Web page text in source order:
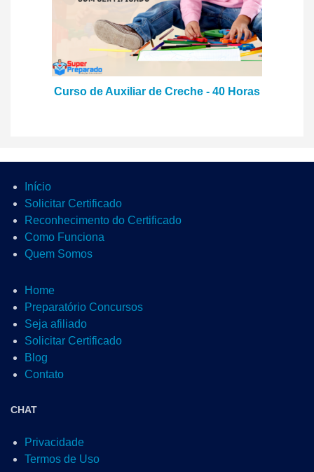
Curso de Auxiliar de Creche - 40 Horas
Início
Solicitar Certificado
Reconhecimento do Certificado
Como Funciona
Quem Somos
Home
Preparatório Concursos
Seja afiliado
Solicitar Certificado
Blog
Contato
CHAT
Privacidade
Termos de Uso